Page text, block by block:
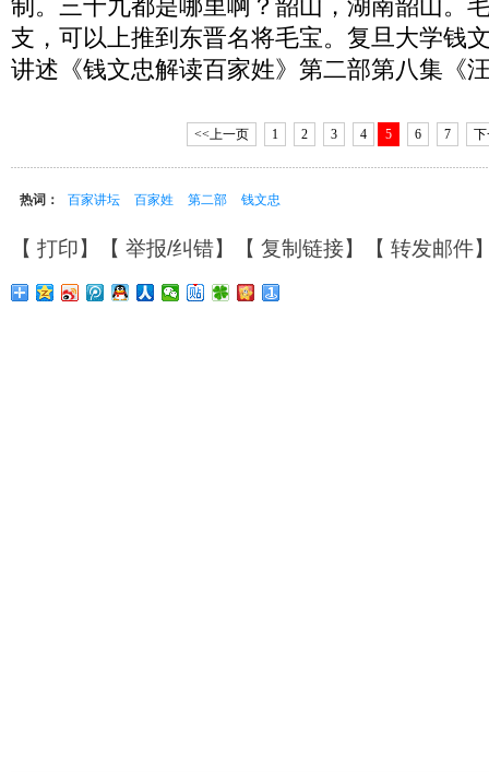
制。三十九都是哪里啊？韶山，湖南韶山。
支，可以上推到东晋名将毛宝。复旦大学钱
讲述《钱文忠解读百家姓》第二部第八集《
<<上一页 1 2 3 4 5 6 7 下
热词： 百家讲坛 百家姓 第二部 钱文忠
【 打印】【 举报/纠错】【 复制链接】【 转发邮件